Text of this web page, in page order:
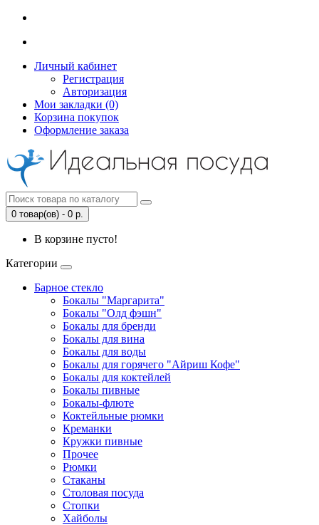
Личный кабинет
Регистрация
Авторизация
Мои закладки (0)
Корзина покупок
Оформление заказа
0 товар(ов) - 0 р.
В корзине пусто!
Категории
Барное стекло
Бокалы "Маргарита"
Бокалы "Олд фэшн"
Бокалы для бренди
Бокалы для вина
Бокалы для воды
Бокалы для горячего "Айриш Кофе"
Бокалы для коктейлей
Бокалы пивные
Бокалы-флюте
Коктейльные рюмки
Креманки
Кружки пивные
Прочее
Рюмки
Стаканы
Столовая посуда
Стопки
Хайболы